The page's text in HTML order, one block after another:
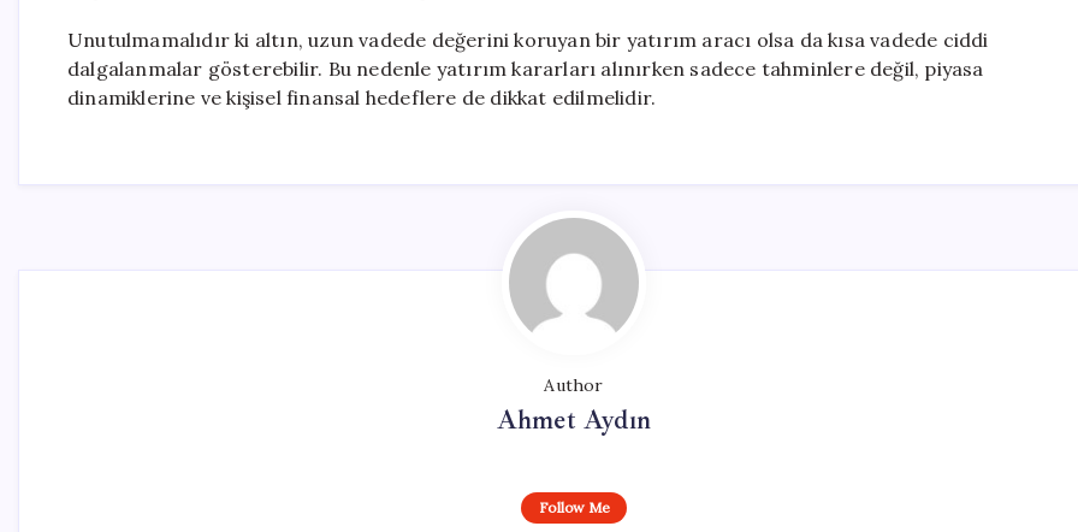
Unutulmamalıdır ki altın, uzun vadede değerini koruyan bir yatırım aracı olsa da kısa vadede ciddi
dalgalanmalar gösterebilir. Bu nedenle yatırım kararları alınırken sadece tahminlere değil, piyasa
dinamiklerine ve kişisel finansal hedeflere de dikkat edilmelidir.
Author
Ahmet Aydın
Follow Me